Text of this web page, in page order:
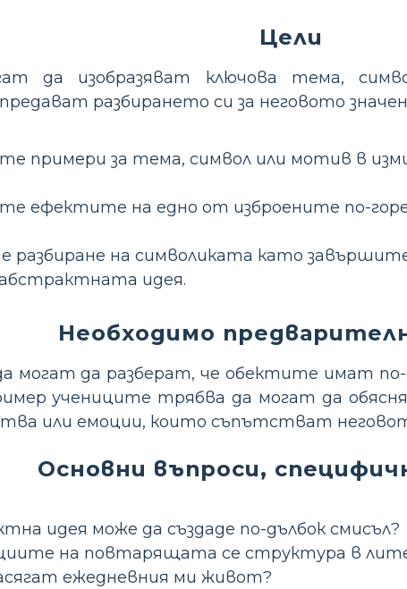
Цели
да изобразяват ключова тема,
разбирането си за неговото
примери за тема, символ или мотив в
ефектите на едно от изброените по-
на символиката като завършите
идея.
Необходимо
могат да разберат, че обектите имат по-
учениците трябва да могат да
или емоции, които съпътстват
Основни въпроси,
идея може да създаде по-дълбок смисъл?
на повтарящата се структура в
ежедневния ми живот?